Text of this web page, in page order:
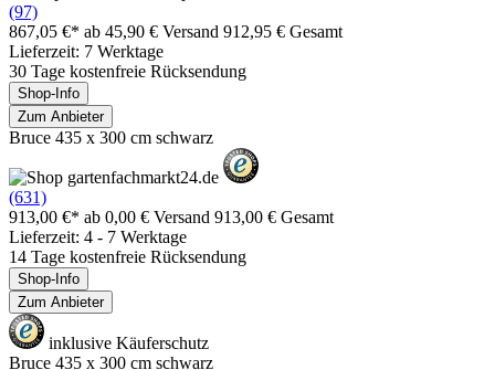
(97)
867,05 €* ab 45,90 € Versand 912,95 € Gesamt
Lieferzeit: 7 Werktage
30 Tage kostenfreie Rücksendung
Shop-Info
Zum Anbieter
Bruce 435 x 300 cm schwarz
(631)
913,00 €* ab 0,00 € Versand 913,00 € Gesamt
Lieferzeit: 4 - 7 Werktage
14 Tage kostenfreie Rücksendung
Shop-Info
Zum Anbieter
inklusive Käuferschutz
Bruce 435 x 300 cm schwarz